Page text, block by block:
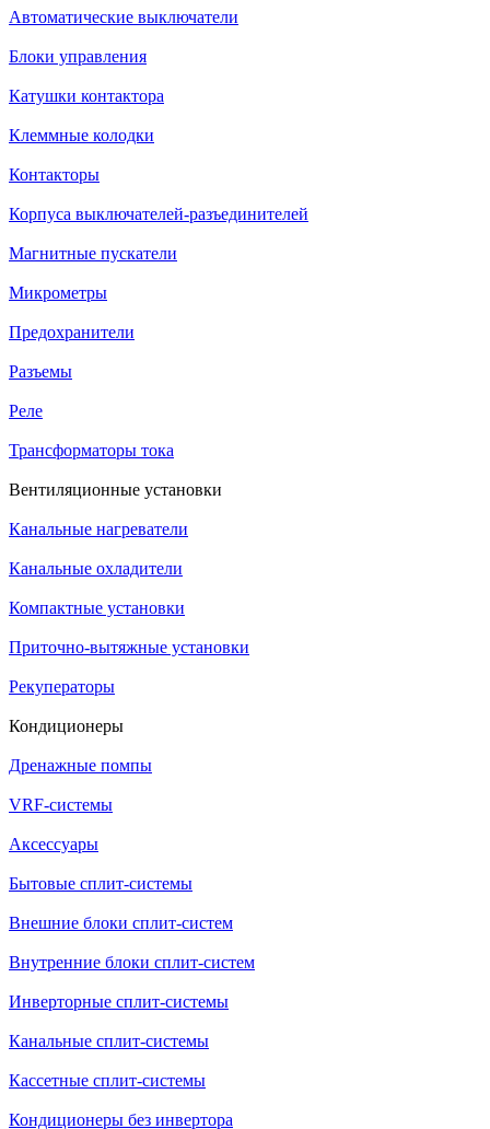
Автоматические выключатели
Блоки управления
Катушки контактора
Клеммные колодки
Контакторы
Корпуса выключателей-разъединителей
Магнитные пускатели
Микрометры
Предохранители
Разъемы
Реле
Трансформаторы тока
Вентиляционные установки
Канальные нагреватели
Канальные охладители
Компактные установки
Приточно-вытяжные установки
Рекуператоры
Кондиционеры
Дренажные помпы
VRF-системы
Аксессуары
Бытовые сплит-системы
Внешние блоки сплит-систем
Внутренние блоки сплит-систем
Инверторные сплит-системы
Канальные сплит-системы
Кассетные сплит-системы
Кондиционеры без инвертора